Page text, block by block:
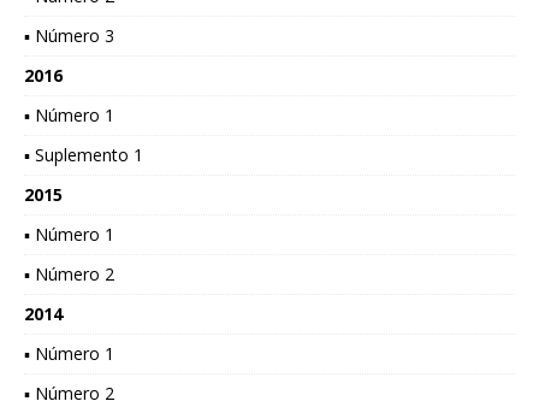
▪ Número 3
2016
▪ Número 1
▪ Suplemento 1
2015
▪ Número 1
▪ Número 2
2014
▪ Número 1
▪ Número 2